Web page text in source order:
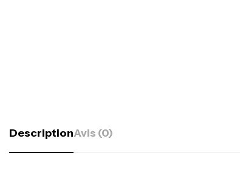
DescriptionAvis (0)